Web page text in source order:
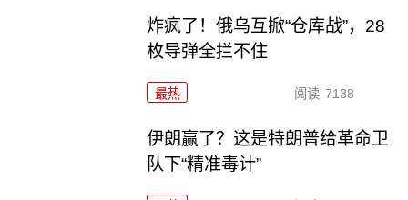
炸疯了！俄乌互掀“仓库战”，28
枚导弹全拦不住
最热 阅读 7138
伊朗赢了？这是特朗普给革命卫
队下“精准毒计”